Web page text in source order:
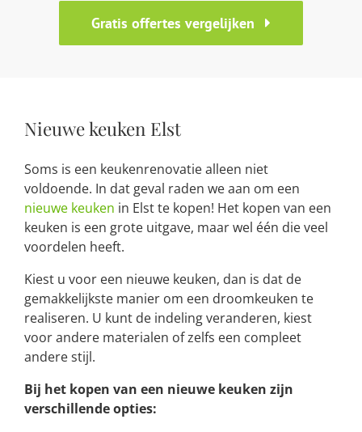
Gratis offertes vergelijken
Nieuwe keuken Elst
Soms is een keukenrenovatie alleen niet
voldoende. In dat geval raden we aan om een
nieuwe keuken in Elst te kopen! Het kopen van een
keuken is een grote uitgave, maar wel één die veel
voordelen heeft.
Kiest u voor een nieuwe keuken, dan is dat de
gemakkelijkste manier om een droomkeuken te
realiseren. U kunt de indeling veranderen, kiest
voor andere materialen of zelfs een compleet
andere stijl.
Bij het kopen van een nieuwe keuken zijn
verschillende opties: